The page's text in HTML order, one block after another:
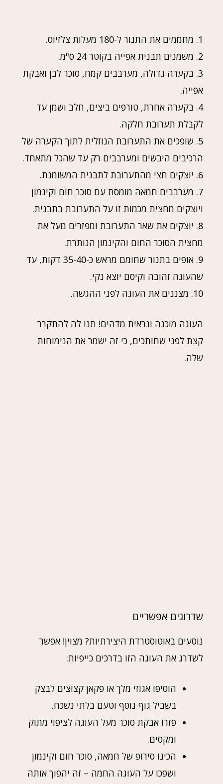
1. מחממים את התנור ל-180 מעלות צלזיוס.
2. משמנים תבנית אפייה בקוטר 24 ס"מ.
3. בקערה גדולה, מערבבים קמח, סוכר לבן ואבקת
אפייה.
4. בקערה אחרת, טורפים ביצים, חלב ושמן עד
לקבלת תערובת חלקה.
5. שופכים את התערובת הנוזלית לתוך הקערה של
הרכיבים היבשים ומערבבים רק עד שהכל מתאחד.
6. יוצקים חצי מהתערובת לתבנית המשומנת.
7. מערבבים חמאה מומסת עם סוכר חום וקינמון
ויוצקים מחצית מכמות זו על התערובת בתבנית.
8. יוצקים את שאר התערובת ומפזרים מעל את
מחצית הסוכר החום והקינמון הנותרת.
9. אופים בתנור שחומם מראש כ-35-40 דקות, עד
שהעוגה זהובה וקיסם יוצא נקי.
10. מצננים את העוגה לפני ההגשה.
העוגה מוכנה ונראית מדהים! תנו לה להתקרר
קצת לפני שחותכים, כי זה ישמר את הנימוחות
שלה.
שדרוגים אפשריים
נוסעים באוטוסטרדת היצירתיות? מצוין! אפשר
לשדרג את העוגה הזו בדרכים כייפיות:
הוסיפו אגוזי מלך או פקאן קצוצים לבצק
בשביל גוף נוסף וטעם בלתי נשכח.
פזרו אבקת סוכר מעל העוגה לציפוי מתוק
ומקסים.
הכינו סירופ של חמאה, סוכר חום וקינמון
ושפכו על העוגה החמה – זה יהפוך אותה